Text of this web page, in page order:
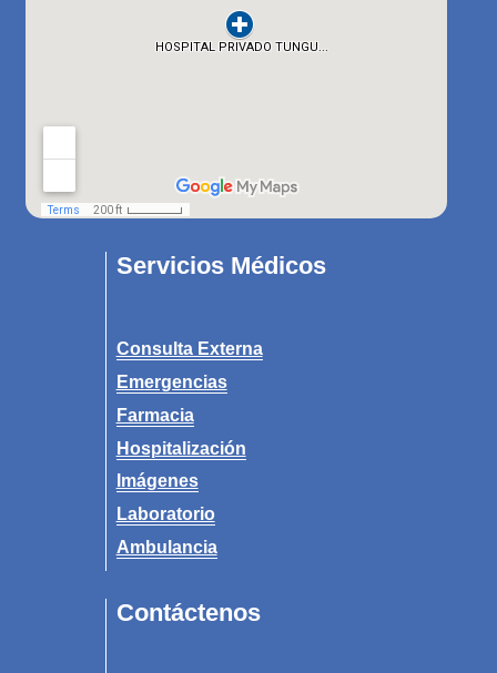
Servicios Médicos
Consulta Externa
Emergencias
Farmacia
Hospitalización
Imágenes
Laboratorio
Ambulancia
Contáctenos